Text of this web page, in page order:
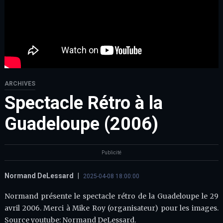
ARCHIVES
Spectacle Rétro à la
Guadeloupe (2006)
Publicité
Normand DeLessard 2025-04-08 18:00:00
Normand présente le spectacle rétro de la Guadeloupe le 29
avril 2006. Merci à Mike Roy (organisateur) pour les images.
Source youtube: Normand DeLessard.